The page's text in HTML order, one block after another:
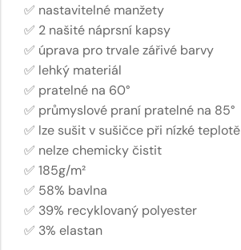
✅ nastavitelné manžety
✅ 2 našité náprsní kapsy
✅ úprava pro trvale zářivé barvy
✅ lehký materiál
✅ pratelné na 60°
✅ průmyslové praní pratelné na 85°
✅ lze sušit v sušičce při nízké teplotě
✅ nelze chemicky čistit
✅ 185g/m²
✅ 58% bavlna
✅ 39% recyklovaný polyester
✅ 3% elastan